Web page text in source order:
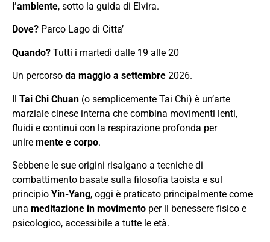
l’ambiente, sotto la guida di Elvira.
Dove? Parco Lago di Citta’
Quando? Tutti i martedì dalle 19 alle 20
Un percorso da maggio a settembre 2026.
Il Tai Chi Chuan (o semplicemente Tai Chi) è un’arte
marziale cinese interna che combina movimenti lenti,
fluidi e continui con la respirazione profonda per
unire mente e corpo.
Sebbene le sue origini risalgano a tecniche di
combattimento basate sulla filosofia taoista e sul
principio Yin-Yang, oggi è praticato principalmente come
una meditazione in movimento per il benessere fisico e
psicologico, accessibile a tutte le età.